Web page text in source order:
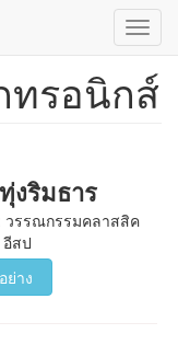
ทรอนิกส์
งริมธาร
วรรณกรรมคลาสสิค
อีสป
ย่าง